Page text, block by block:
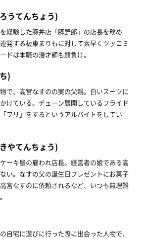
うてんちょう)
経験した豚丼店「豚野郎」の店長を務め
発する板東まりもに対して素早くツッコミ
ドは本職の漫才師も顔負け。
)
で、高宮なすのの実の父親。白いスーツに
けている。チェーン展開しているフライド
フリ」をするというアルバイトをしてい
やてんちょう)
ーキ屋の雇われ店長。経営者の娘である高
い。なすの父の誕生日プレゼントにお菓子
宮なすのに依頼されるなど、いつも無理難
自宅に遊びに行った際に出会った人物で、